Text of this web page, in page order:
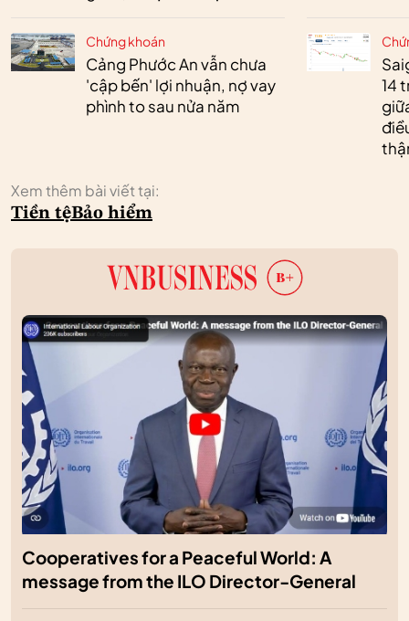
Chứng khoán
Cảng Phước An vẫn chưa
'cập bến' lợi nhuận, nợ vay
phình to sau nửa năm
14
Xem thêm bài viết tại:
Tiền tệBảo hiểm
Cooperatives for a Peaceful World: A
message from the ILO Director-General